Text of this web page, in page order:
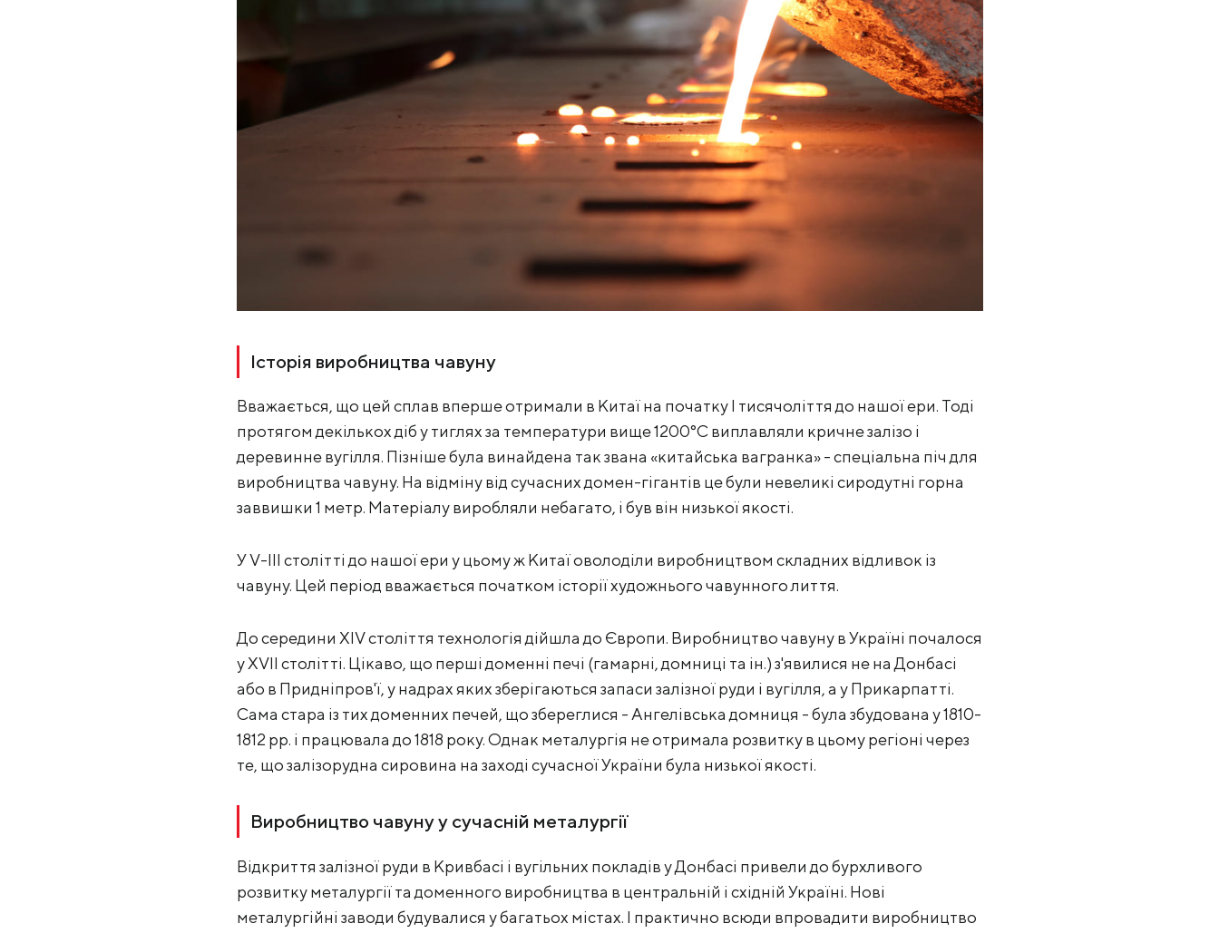
Історія виробництва чавуну
Вважається, що цей сплав вперше отримали в Китаї на початку І тисячоліття до нашої ери. Тоді
протягом декількох діб у тиглях за температури вище 1200°C виплавляли кричне залізо і
деревинне вугілля. Пізніше була винайдена так звана «китайська вагранка» - спеціальна піч для
виробництва чавуну. На відміну від сучасних домен-гігантів це були невеликі сиродутні горна
заввишки 1 метр. Матеріалу виробляли небагато, і був він низької якості.
У V-III столітті до нашої ери у цьому ж Китаї оволоділи виробництвом складних відливок із
чавуну. Цей період вважається початком історії художнього чавунного лиття.
До середини XIV століття технологія дійшла до Європи. Виробництво чавуну в Україні почалося
у XVII столітті. Цікаво, що перші доменні печі (гамарні, домниці та ін.) з'явилися не на Донбасі
або в Придніпров'ї, у надрах яких зберігаються запаси залізної руди і вугілля, а у Прикарпатті.
Сама стара із тих доменних печей, що збереглися - Ангелівська домниця - була збудована у 1810-
1812 рр. і працювала до 1818 року. Однак металургія не отримала розвитку в цьому регіоні через
те, що залізорудна сировина на заході сучасної України була низької якості.
Виробництво чавуну у сучасній металургії
Відкриття залізної руди в Кривбасі і вугільних покладів у Донбасі привели до бурхливого
розвитку металургії та доменного виробництва в центральній і східній Україні. Нові
металургійні заводи будувалися у багатьох містах. І практично всюди впровадити виробництво